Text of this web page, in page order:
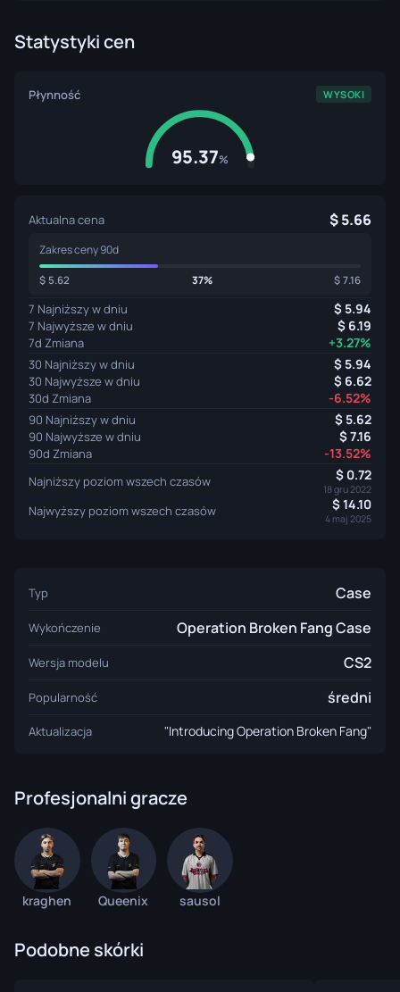
Statystyki cen
Płynność WYSOKI
95.37%
Aktualna cena 5.66
Zakres ceny 90d
5.62 37% 7.16
7 Najniższy w dniu 5.94
7 Najwyższe w dniu 6.19
7d Zmiana +3.27%
30 Najniższy w dniu 5.94
30 Najwyższe w dniu 6.62
30d Zmiana -6.52%
90 Najniższy w dniu 5.62
90 Najwyższe w dniu 7.16
90d Zmiana -13.52%
Najniższy poziom wszech czasów 0.72
18 gru 2022
Najwyższy poziom wszech czasów 14.10
4 maj 2025
Typ Case
Wykończenie Operation Broken Fang Case
Wersja modelu CS2
Popularność średni
Aktualizacja "Introducing Operation Broken Fang"
Profesjonalni gracze
kraghen Queenix sausol
Podobne skórki